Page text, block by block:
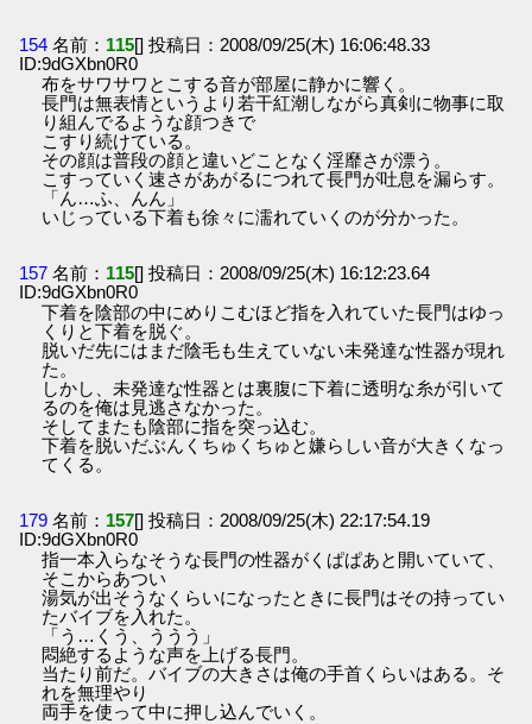
154 名前： 115[] 投稿日：2008/09/25(木) 16:06:48.33
ID:9dGXbn0R0
布をサワサワとこする音が部屋に静かに響く。
長門は無表情というより若干紅潮しながら真剣に物事に取
り組んでるような顔つきで
こすり続けている。
その顔は普段の顔と違いどことなく淫靡さが漂う。
こすっていく速さがあがるにつれて長門が吐息を漏らす。
「ん…ふ、んん」
いじっている下着も徐々に濡れていくのが分かった。
157 名前： 115[] 投稿日：2008/09/25(木) 16:12:23.64
ID:9dGXbn0R0
下着を陰部の中にめりこむほど指を入れていた長門はゆっ
くりと下着を脱ぐ。
脱いだ先にはまだ陰毛も生えていない未発達な性器が現れ
た。
しかし、未発達な性器とは裏腹に下着に透明な糸が引いて
るのを俺は見逃さなかった。
そしてまたも陰部に指を突っ込む。
下着を脱いだぶんくちゅくちゅと嫌らしい音が大きくなっ
てくる。
179 名前： 157[] 投稿日：2008/09/25(木) 22:17:54.19
ID:9dGXbn0R0
指一本入らなそうな長門の性器がくぱぱあと開いていて、
そこからあつい
湯気が出そうなくらいになったときに長門はその持ってい
たバイブを入れた。
「う…くう、ううう」
悶絶するような声を上げる長門。
当たり前だ。バイブの大きさは俺の手首くらいはある。そ
れを無理やり
両手を使って中に押し込んでいく。